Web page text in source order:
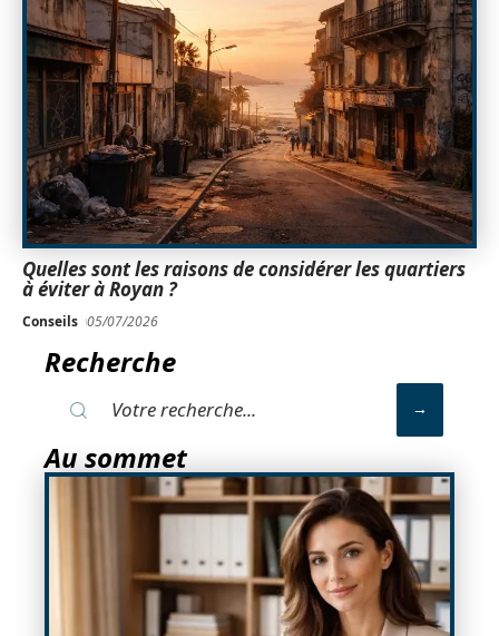
Quelles sont les raisons de considérer les quartiers
à éviter à Royan ?
Conseils 05/07/2026
Recherche
Au sommet